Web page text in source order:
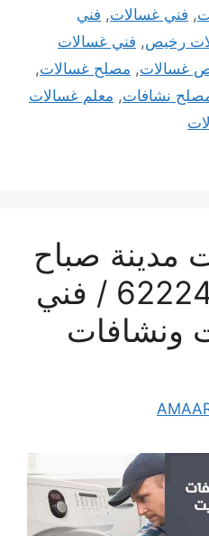
, فني غسالات, فني
رخيص, فني غسالات
غسالات, مصلح غسالات,
نشافات, معلم غسالات
مدينة صباح
الاحمد / 62224041 / فني
ونشافات